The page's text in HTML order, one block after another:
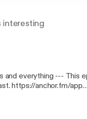
interesting
episode is sponsored